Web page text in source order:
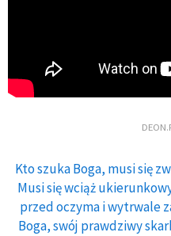
Kto szuka Boga, musi się
Musi się wciąż
przed oczyma i wytrwale
Boga, swój prawdziwy